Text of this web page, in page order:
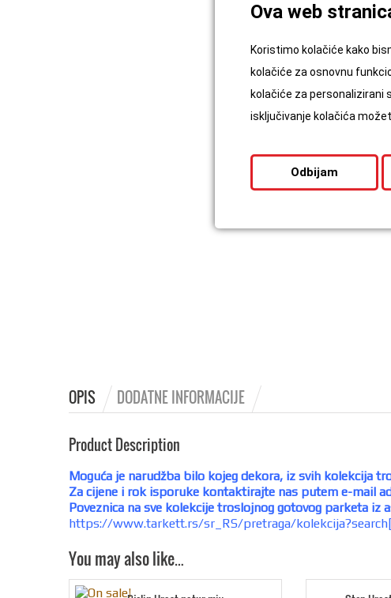
OPIS DODATNE INFORMACIJE
Product Description
Moguća je narudžba bilo kojeg dekora, iz svih kolekcija
Za cijene i rok isporuke kontaktirajte nas putem e-mail
Poveznica na sve kolekcije troslojnog gotovog parketa
https://www.tarkett.rs/sr_RS/pretraga/
You may also like…
Ova web
Koristimo kolačiće kako
kolačiće za osnovnu
kolačiće za personalizirani
isključivanje kolačića
Odbijam